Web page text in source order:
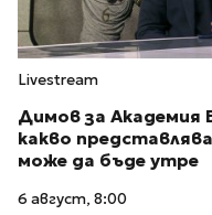
Livestream
Димов за Академия
какво
може да бъде утре
6 август, 8:00